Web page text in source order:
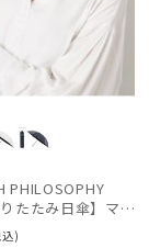
PHILOSOPHY
【晴雨兼用折りたたみ日傘】マッキントッシュ フィロソフィー (MACKINTOSH PHILOSOPHY)コーギー 雨の日OK 軽量 遮光100％ 遮熱 UV
)